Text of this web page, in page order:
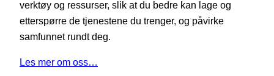
verktøy og ressurser, slik at du bedre kan lage og
etterspørre de tjenestene du trenger, og påvirke
samfunnet rundt deg.
Les mer om oss…